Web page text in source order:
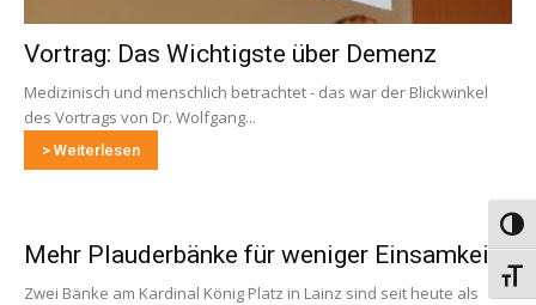
Vortrag: Das Wichtigste über Demenz
Medizinisch und menschlich betrachtet - das war der Blickwinkel
des Vortrags von Dr. Wolfgang...
> Weiterlesen
Mehr Plauderbänke für weniger Einsamkeit
Zwei Bänke am Kardinal König Platz in Lainz sind seit heute als